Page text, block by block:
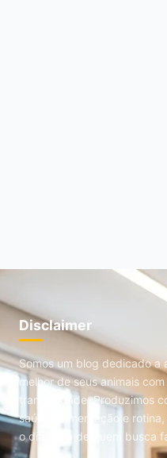
Disclaimer
Somos um blog dedicado a
melhor de seus animais
tranquilidade. Produzimos
saúde, alimentação e
o dia a dia de quem busca